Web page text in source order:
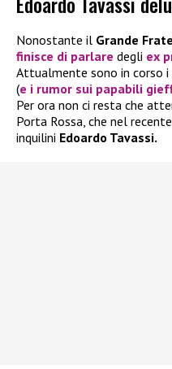
Nonostante il Grande
finisce di parlare degli ex
Attualmente sono in corso i
(e i rumor sui papabili
Per ora non ci resta che
Porta Rossa, che nel
inquilini Edoardo Tavassi.